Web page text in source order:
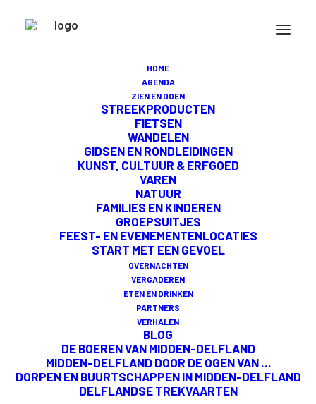
HOME
AGENDA
ZIEN EN DOEN
STREEKPRODUCTEN
FIETSEN
WANDELEN
GIDSEN EN RONDLEIDINGEN
KUNST, CULTUUR & ERFGOED
VAREN
NATUUR
FAMILIES EN KINDEREN
GROEPSUITJES
FEEST- EN EVENEMENTENLOCATIES
START MET EEN GEVOEL
OVERNACHTEN
VERGADEREN
ETEN EN DRINKEN
PARTNERS
VERHALEN
BLOG
DE BOEREN VAN MIDDEN-DELFLAND
MIDDEN-DELFLAND DOOR DE OGEN VAN …
DORPEN EN BUURTSCHAPPEN IN MIDDEN-DELFLAND
DELFLANDSE TREKVAARTEN
VRIJHEIDSWANDELING 'ZO VRIJ
ALS EEN VOGEL'
DIT EVENEMENT HEEFT REEDS
PLAATSGEVONDEN.
Beleef de vrijheid tijdens een unieke
vrijheidswandeling door Midden-Delfland
georganiseerd door het Gidsengilde. Onder
begeleiding van een ervaren gids wandel je 7 km
langs historische locaties uit de Tweede
Wereldoorlog, zoals neergestorte vliegtuigen en
geïnundeerde polders. Tegelijkertijd geniet je van